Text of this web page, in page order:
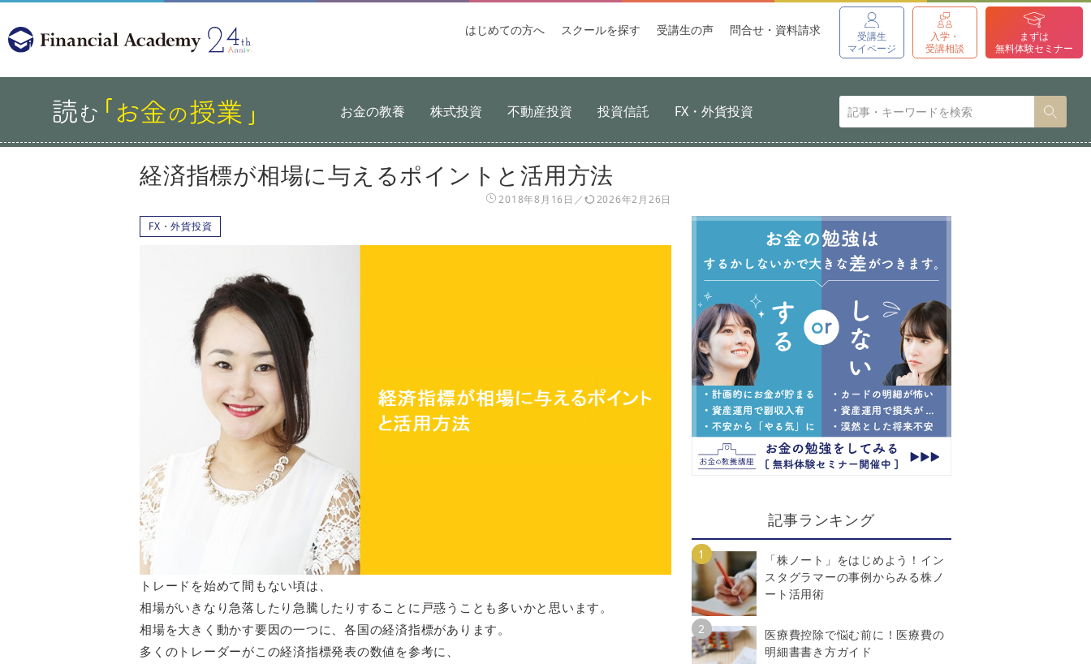
受講生
マイページ
入学・
受講相談
まずは
無料体験セミナー
はじめての方へ スクールを探す 受講生の声 問合せ・資料請求
お金の教養 株式投資 不動産投資 投資信託 FX・外貨投資
経済指標が相場に与えるポイントと活用方法
2018年8月16日
2026年2月26日
FX・外貨投資
トレードを始めて間もない頃は、
相場がいきなり急落したり急騰したりすることに戸惑うことも多いかと思います。
相場を大きく動かす要因の一つに、各国の経済指標があります。
多くのトレーダーがこの経済指標発表の数値を参考に、
記事ランキング
「株ノート」をはじめよう！イン
スタグラマーの事例からみる株ノ
ート活用術
医療費控除で悩む前に！医療費の
明細書書き方ガイド